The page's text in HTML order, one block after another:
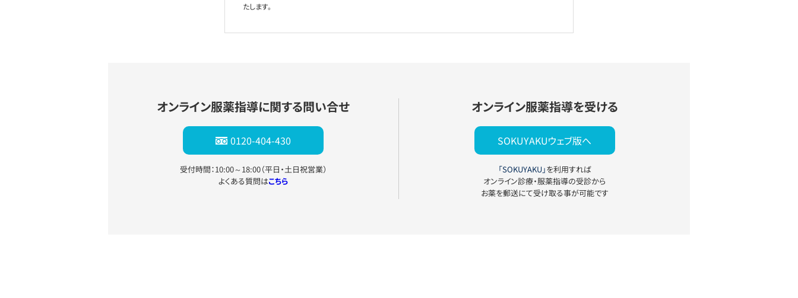
たします。
オンライン服薬指導に関する問い合せ
0120-404-430
受付時間：10:00～18:00（平日・土日祝営業）
よくある質問はこちら
オンライン服薬指導を受ける
SOKUYAKUウェブ版へ
「SOKUYAKU」を利用すれば
オンライン診療・服薬指導の受診から
お薬を郵送にて受け取る事が可能です